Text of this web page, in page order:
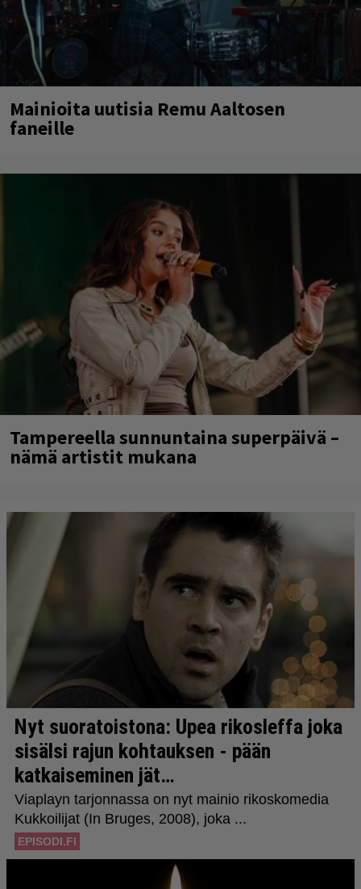
Mainioita uutisia Remu Aaltosen
faneille
Tampereella sunnuntaina superpäivä –
nämä artistit mukana